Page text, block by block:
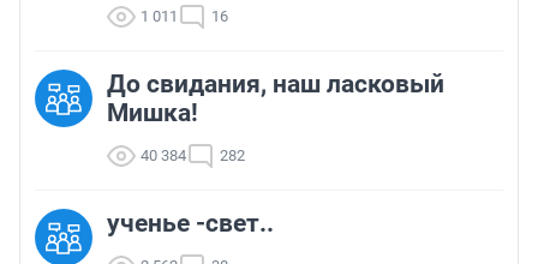
1 011 16
До свидания, наш ласковый
Мишка!
40 384 282
ученье -свет..